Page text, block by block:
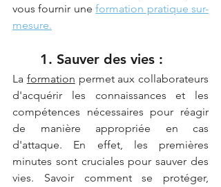
vous fournir une formation pratique sur-
mesure.
1. Sauver des vies :
La formation permet aux collaborateurs
d'acquérir les connaissances et les
compétences nécessaires pour réagir
de manière appropriée en cas
d'attaque. En effet, les premières
minutes sont cruciales pour sauver des
vies. Savoir comment se protéger,